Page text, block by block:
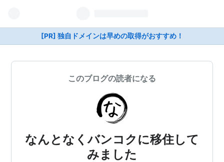
[PR] 独自ドメインは早めの取得がおすすめ！
このブログの読者になる
なんとなくバンコクに移住して
みました